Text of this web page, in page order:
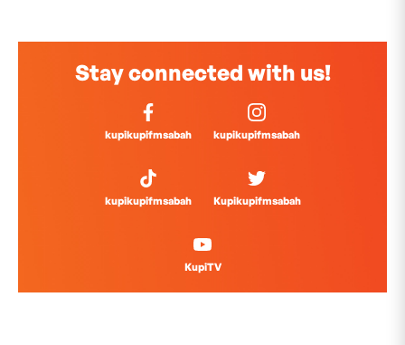
Stay connected with us!
kupikupifmsabah kupikupifmsabah
kupikupifmsabah Kupikupifmsabah
KupiTV